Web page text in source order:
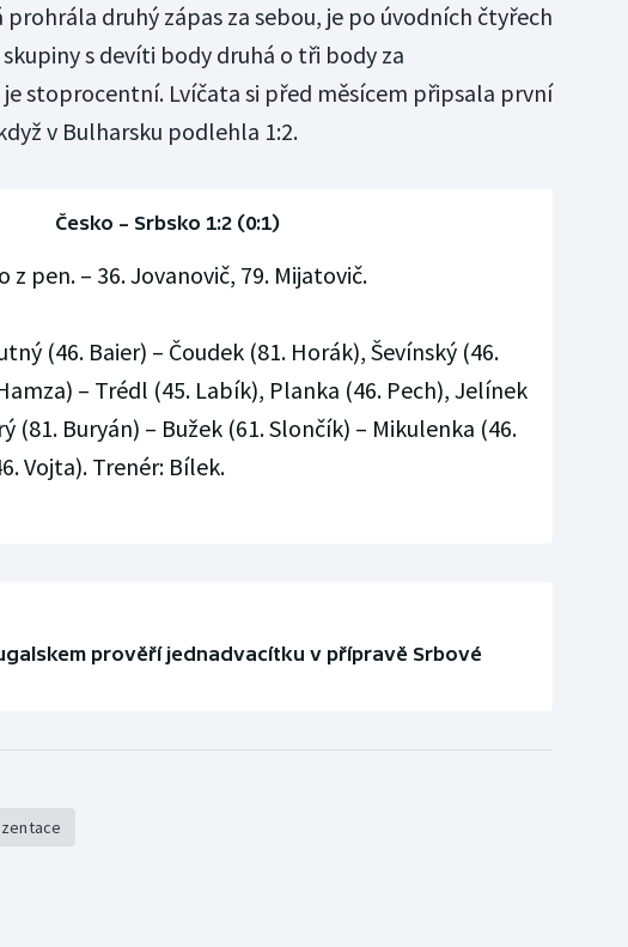
druhý zápas za sebou, je po úvodních čtyřech
s devíti body druhá o tři body za
stoprocentní. Lvíčata si před měsícem připsala první
v Bulharsku podlehla 1:2.
Česko – Srbsko 1:2 (0:1)
z pen. – 36. Jovanovič, 79. Mijatovič.
(46. Baier) – Čoudek (81. Horák), Ševínský (46.
– Trédl (45. Labík), Planka (46. Pech), Jelínek
(81. Buryán) – Bužek (61. Slončík) – Mikulenka (46.
Vojta). Trenér: Bílek.
prověří jednadvacítku v přípravě Srbové